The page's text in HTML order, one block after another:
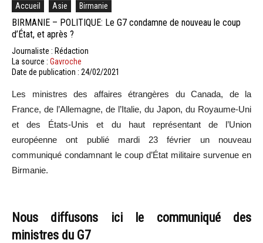
Accueil Asie Birmanie
BIRMANIE – POLITIQUE: Le G7 condamne de nouveau le coup
d’État, et après ?
Journaliste : Rédaction
La source : Gavroche
Date de publication : 24/02/2021
Les ministres des affaires étrangères du Canada, de la
France, de l’Allemagne, de l’Italie, du Japon, du Royaume-Uni
et des États-Unis et du haut représentant de l’Union
européenne ont publié mardi 23 février un nouveau
communiqué condamnant le coup d’État militaire survenue en
Birmanie.
Nous diffusons ici le communiqué des
ministres du G7